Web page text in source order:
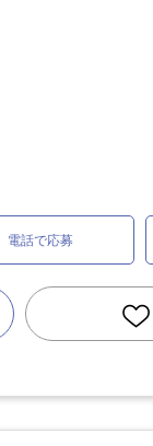
電話で応募